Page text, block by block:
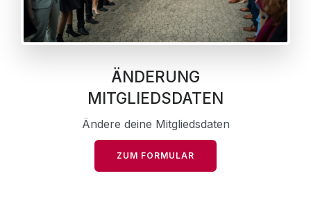
ÄNDERUNG
MITGLIEDSDATEN
Ändere deine Mitgliedsdaten
ZUM FORMULAR